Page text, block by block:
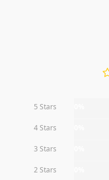
5 Stars
4 Stars
3 Stars
2 Stars